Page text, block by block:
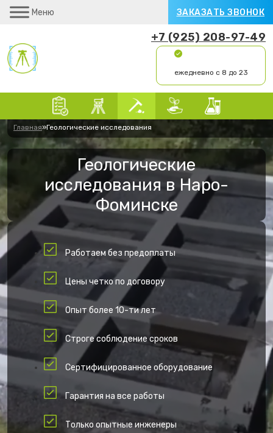
Меню ЗАКАЗАТЬ ЗВОНОК
+7 (925) 208-97-49
ежедневно с 8 до 23
Главная»Геологические исследования
Геологические
исследования в Наро-
Фоминске
Работаем без предоплаты
Цены четко по договору
Опыт более 10-ти лет
Строге соблюдение сроков
Сертифицированное оборудование
Гарантия на все работы
Только опытные инженеры